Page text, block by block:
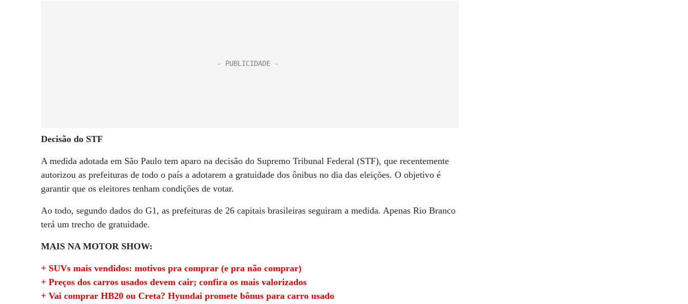
Decisão do STF
A medida adotada em São Paulo tem aparo na decisão do Supremo Tribunal Federal (STF), que recentemente
autorizou as prefeituras de todo o país a adotarem a gratuidade dos ônibus no dia das eleições. O objetivo é
garantir que os eleitores tenham condições de votar.
Ao todo, segundo dados do G1, as prefeituras de 26 capitais brasileiras seguiram a medida. Apenas Rio Branco
terá um trecho de gratuidade.
MAIS NA MOTOR SHOW:
+ SUVs mais vendidos: motivos pra comprar (e pra não comprar)
+ Preços dos carros usados devem cair; confira os mais valorizados
+ Vai comprar HB20 ou Creta? Hyundai promete bônus para carro usado